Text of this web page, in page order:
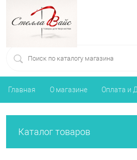
Главная О магазине Оплата и
Каталог товаров